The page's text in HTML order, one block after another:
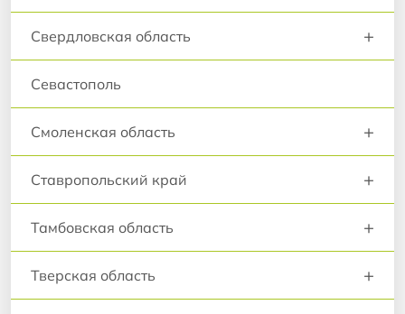
Свердловская область +
Севастополь
Смоленская область +
Ставропольский край +
Тамбовская область +
Тверская область +